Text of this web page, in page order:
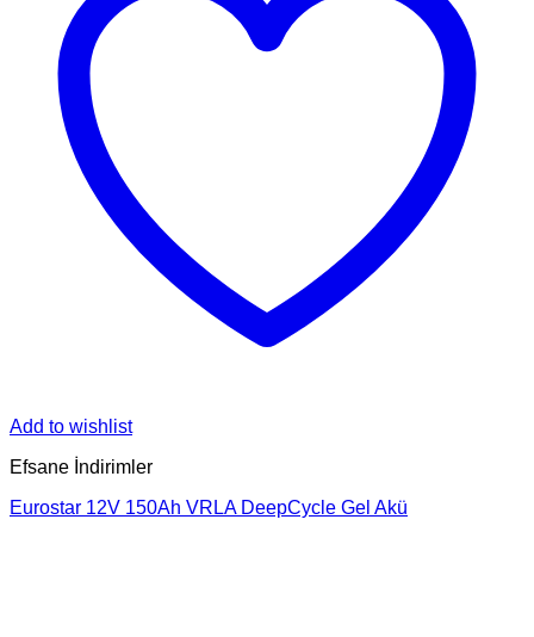
Add to wishlist
Efsane İndirimler
Eurostar 12V 150Ah VRLA DeepCycle Gel Akü